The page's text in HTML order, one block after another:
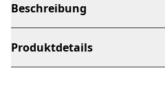
Beschreibung
Produktdetails